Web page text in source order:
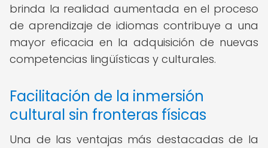
brinda la realidad aumentada en el proceso
de aprendizaje de idiomas contribuye a una
mayor eficacia en la adquisición de nuevas
competencias lingüísticas y culturales.
Facilitación de la inmersión
cultural sin fronteras físicas
Una de las ventajas más destacadas de la